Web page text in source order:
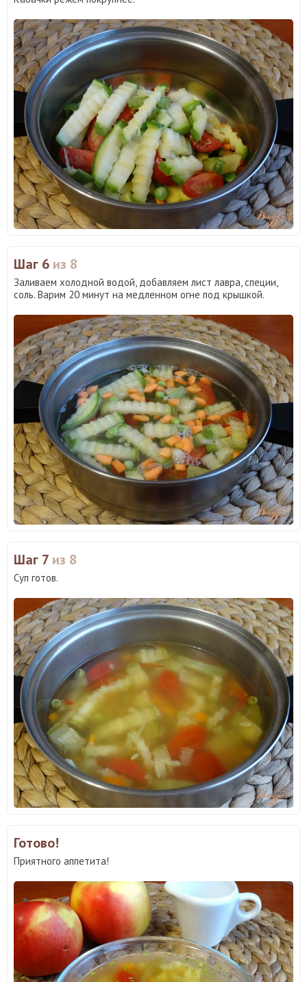
Шаг 6 из 8
Заливаем холодной водой, добавляем лист лавра, специи,
соль. Варим 20 минут на медленном огне под крышкой.
Шаг 7 из 8
Суп готов.
Готово!
Приятного аппетита!